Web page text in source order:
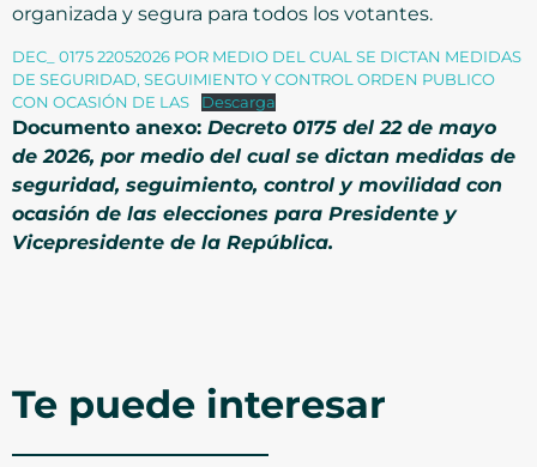
organizada y segura para todos los votantes.
DEC_ 0175 22052026 POR MEDIO DEL CUAL SE DICTAN MEDIDAS
DE SEGURIDAD, SEGUIMIENTO Y CONTROL ORDEN PUBLICO
CON OCASIÓN DE LAS
Descarga
Documento anexo: Decreto 0175 del 22 de mayo
de 2026, por medio del cual se dictan medidas de
seguridad, seguimiento, control y movilidad con
ocasión de las elecciones para Presidente y
Vicepresidente de la República.
Te puede interesar